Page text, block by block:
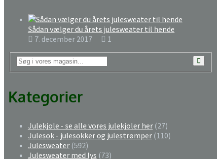
Sådan vælger du årets julesweater til hende
7. december 2017
1
Kategorier
Julekjole - se alle vores julekjoler her (27)
Julesok - julesokker og julestrømper (110)
Julesweater (592)
Julesweater med lys (73)